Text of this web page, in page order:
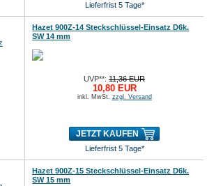
Lieferfrist 5 Tage*
Hazet 900Z-14 Steckschlüssel-Einsatz D6k.
SW 14 mm
UVP**:11,36 EUR
10,80 EUR
inkl. MwSt. zzgl. Versand
JETZT KAUFEN
Lieferfrist 5 Tage*
Hazet 900Z-15 Steckschlüssel-Einsatz D6k.
SW 15 mm